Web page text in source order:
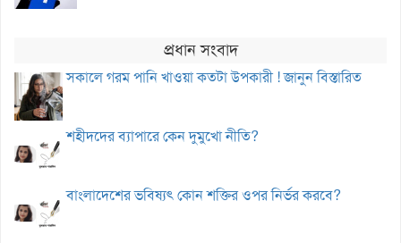
প্রধান সংবাদ
সকালে গরম পানি খাওয়া কতটা উপকারী ! জানুন বিস্তারিত
শহীদদের ব্যাপারে কেন দুমুখো নীতি?
বাংলাদেশের ভবিষ্যৎ কোন শক্তির ওপর নির্ভর করবে?